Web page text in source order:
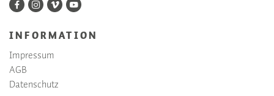
INFORMATION
Impressum
AGB
Datenschutz